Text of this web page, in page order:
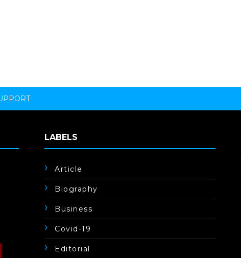
LABELS
Article
Biography
Business
Covid-19
Editorial